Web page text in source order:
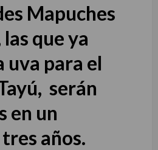
Mapuches
que ya
uva para el
serán
en un
años.